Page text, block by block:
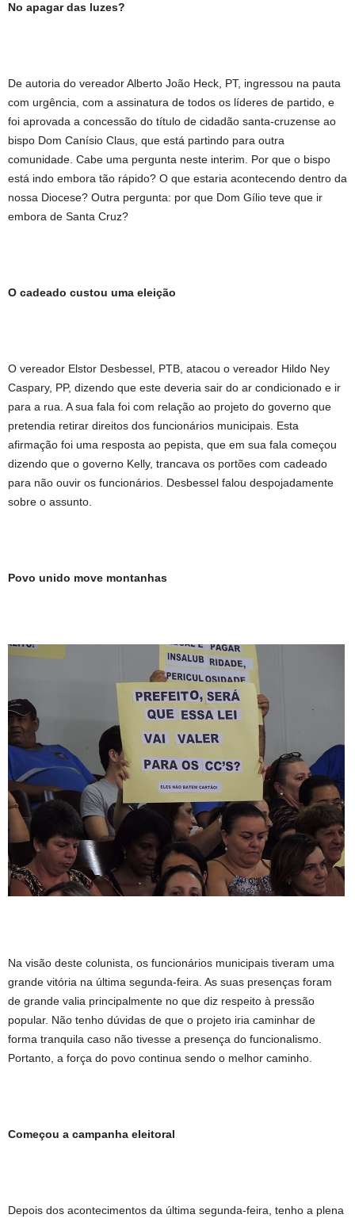
No apagar das luzes?
De autoria do vereador Alberto João Heck, PT, ingressou na pauta
com urgência, com a assinatura de todos os líderes de partido, e
foi aprovada a concessão do título de cidadão santa-cruzense ao
bispo Dom Canísio Claus, que está partindo para outra
comunidade. Cabe uma pergunta neste interim. Por que o bispo
está indo embora tão rápido? O que estaria acontecendo dentro da
nossa Diocese? Outra pergunta: por que Dom Gílio teve que ir
embora de Santa Cruz?
O cadeado custou uma eleição
O vereador Elstor Desbessel, PTB, atacou o vereador Hildo Ney
Caspary, PP, dizendo que este deveria sair do ar condicionado e ir
para a rua. A sua fala foi com relação ao projeto do governo que
pretendia retirar direitos dos funcionários municipais. Esta
afirmação foi uma resposta ao pepista, que em sua fala começou
dizendo que o governo Kelly, trancava os portões com cadeado
para não ouvir os funcionários. Desbessel falou despojadamente
sobre o assunto.
Povo unido move montanhas
Na visão deste colunista, os funcionários municipais tiveram uma
grande vitória na última segunda-feira. As suas presenças foram
de grande valia principalmente no que diz respeito à pressão
popular. Não tenho dúvidas de que o projeto iria caminhar de
forma tranquila caso não tivesse a presença do funcionalismo.
Portanto, a força do povo continua sendo o melhor caminho.
Começou a campanha eleitoral
Depois dos acontecimentos da última segunda-feira, tenho a plena